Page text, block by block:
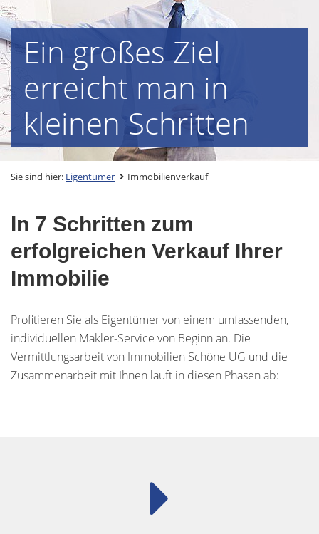
Ein großes Ziel
erreicht man in
kleinen Schritten
Sie sind hier: Eigentümer Immobilienverkauf
In 7 Schritten zum
erfolgreichen Verkauf Ihrer
Immobilie
Profitieren Sie als Eigentümer von einem umfassenden,
individuellen Makler-Service von Beginn an. Die
Vermittlungsarbeit von Immobilien Schöne UG und die
Zusammenarbeit mit Ihnen läuft in diesen Phasen ab: